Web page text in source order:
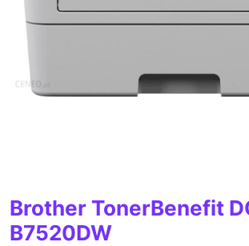
Brother TonerBenefit
B7520DW